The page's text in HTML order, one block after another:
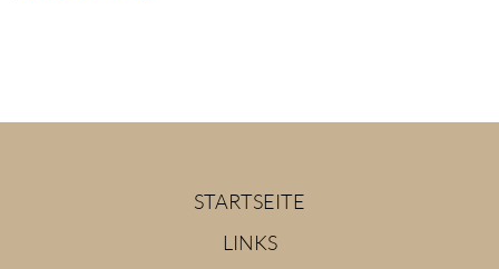
STARTSEITE
LINKS